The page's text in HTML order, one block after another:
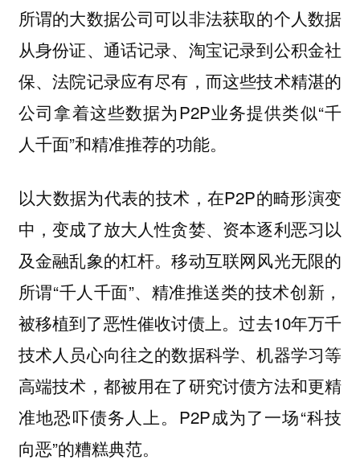
所谓的大数据公司可以非法获取的个人数据
从身份证、通话记录、淘宝记录到公积金社
保、法院记录应有尽有，而这些技术精湛的
公司拿着这些数据为P2P业务提供类似“千
人千面”和精准推荐的功能。
以大数据为代表的技术，在P2P的畸形演变
中，变成了放大人性贪婪、资本逐利恶习以
及金融乱象的杠杆。移动互联网风光无限的
所谓“千人千面”、精准推送类的技术创新，
被移植到了恶性催收讨债上。过去10年万千
技术人员心向往之的数据科学、机器学习等
高端技术，都被用在了研究讨债方法和更精
准地恐吓债务人上。P2P成为了一场“科技
向恶”的糟糕典范。